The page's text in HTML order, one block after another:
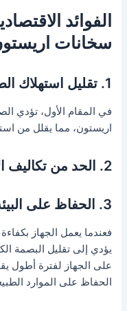
الفوائد
سخانات
1. تقليل استهلاك الطاقة
في المقام الأول، تؤدي
اريستون، مما يقلل من
2. الحد من تكاليف الإصلاح
3. الحفاظ على البيئة
فعندما يعمل الجهاز
يؤدي إلى تقليل البصمة
على الجهاز لفترة أطول
الحفاظ على الموارد